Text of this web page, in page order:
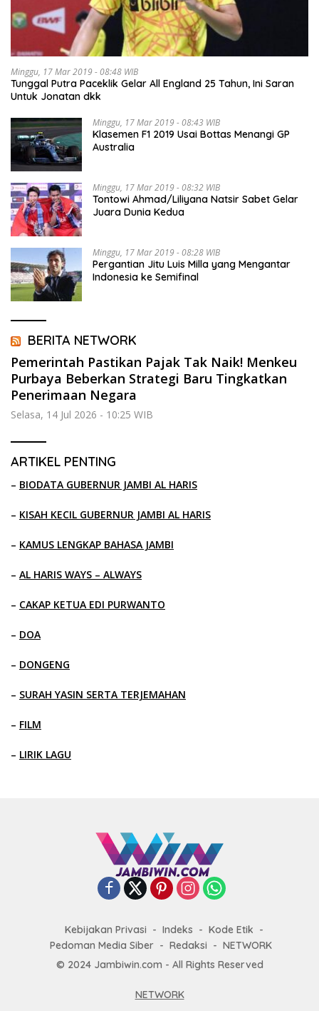
Minggu, 17 Mar 2019 - 08:48 WIB
Tunggal Putra Paceklik Gelar All England 25 Tahun, Ini Saran
Untuk Jonatan dkk
Minggu, 17 Mar 2019 - 08:43 WIB
Klasemen F1 2019 Usai Bottas Menangi GP
Australia
Minggu, 17 Mar 2019 - 08:32 WIB
Tontowi Ahmad/Liliyana Natsir Sabet Gelar
Juara Dunia Kedua
Minggu, 17 Mar 2019 - 08:28 WIB
Pergantian Jitu Luis Milla yang Mengantar
Indonesia ke Semifinal
BERITA NETWORK
Pemerintah Pastikan Pajak Tak Naik! Menkeu
Purbaya Beberkan Strategi Baru Tingkatkan
Penerimaan Negara
Selasa, 14 Jul 2026 - 10:25 WIB
ARTIKEL PENTING
– BIODATA GUBERNUR JAMBI AL HARIS
– KISAH KECIL GUBERNUR JAMBI AL HARIS
– KAMUS LENGKAP BAHASA JAMBI
– AL HARIS WAYS – ALWAYS
– CAKAP KETUA EDI PURWANTO
– DOA
– DONGENG
– SURAH YASIN SERTA TERJEMAHAN
– FILM
– LIRIK LAGU
Kebijakan Privasi Indeks
Kode Etik
Pedoman Media Siber
Redaksi
NETWORK
© 2024 Jambiwin.com - All Rights Reserved
NETWORK